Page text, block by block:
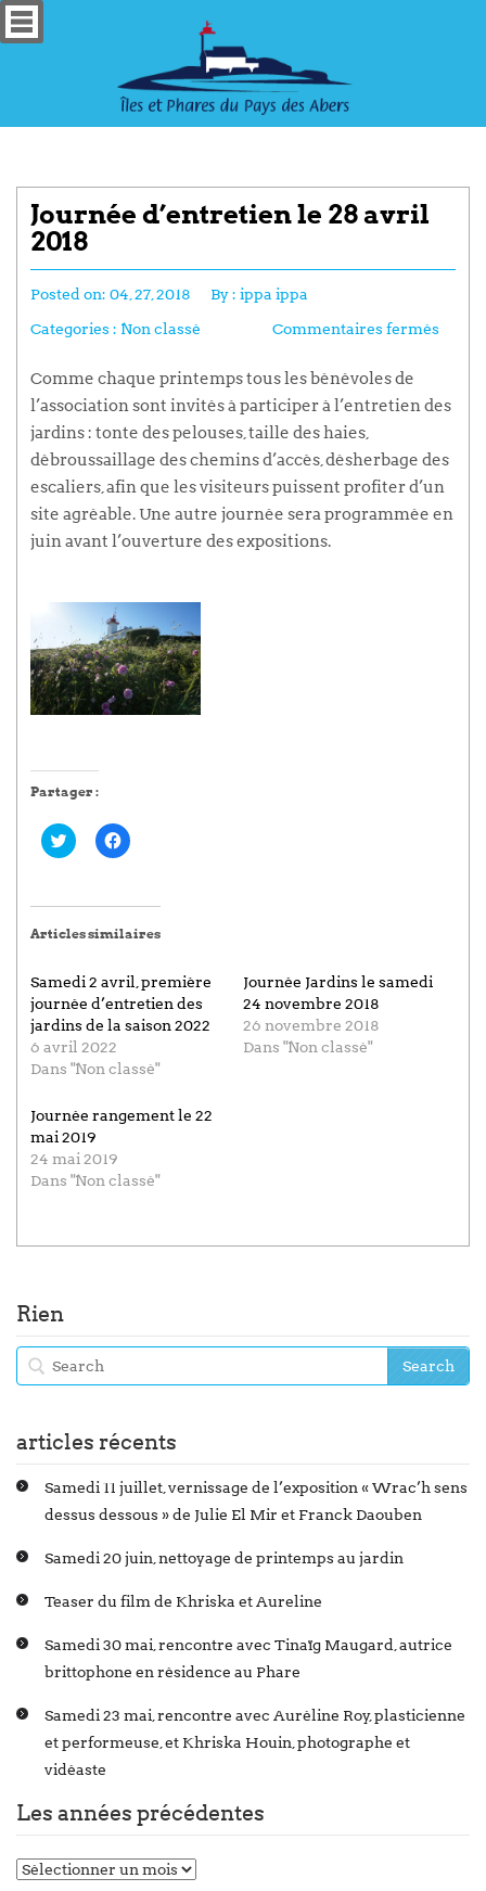
Journée d’entretien le 28 avril
2018
Posted on: 04, 27, 2018 By : ippa ippa
Categories : Non classé Commentaires fermés
Comme chaque printemps tous les bénévoles de
l’association sont invités à participer à l’entretien des
jardins : tonte des pelouses, taille des haies,
débroussaillage des chemins d’accès, désherbage des
escaliers, afin que les visiteurs puissent profiter d’un
site agréable. Une autre journée sera programmée en
juin avant l’ouverture des expositions.
Partager :
Cliquez
pour
dans
nouvelle
Cliquez
pour
dans
nouvelle
Articles similaires
Samedi 2 avril, première
journée d’entretien des
jardins de la saison 2022
6 avril 2022
Dans "Non classé"
Journée Jardins le samedi
24 novembre 2018
26 novembre 2018
Dans "Non classé"
Journée rangement le 22
mai 2019
24 mai 2019
Dans "Non classé"
Rien
articles récents
Samedi 11 juillet, vernissage de l’exposition « Wrac’h sens
dessus dessous » de Julie El Mir et Franck Daouben
Samedi 20 juin, nettoyage de printemps au jardin
Teaser du film de Khriska et Aureline
Samedi 30 mai, rencontre avec Tinaïg Maugard, autrice
brittophone en résidence au Phare
Samedi 23 mai, rencontre avec Auréline Roy, plasticienne
et performeuse, et Khriska Houin, photographe et
vidéaste
Les années précédentes